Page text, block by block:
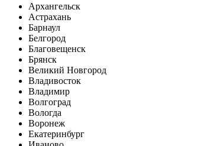
Архангельск
Астрахань
Барнаул
Белгород
Благовещенск
Брянск
Великий Новгород
Владивосток
Владимир
Волгоград
Вологда
Воронеж
Екатеринбург